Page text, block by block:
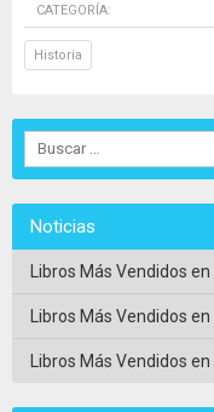
CATEGORÍA:
Historia
Noticias
Libros Más Vendidos
Libros Más Vendidos
Libros Más Vendidos